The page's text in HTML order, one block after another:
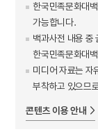
한국민족문화대
가능합니다.
백과사전 내용 중
한국민족문화대
미디어 자료는 자
부착하고 있으므
콘텐츠 이용 안내